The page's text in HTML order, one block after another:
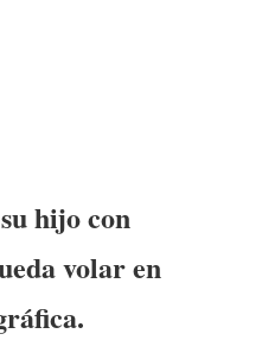
hijo con
volar en